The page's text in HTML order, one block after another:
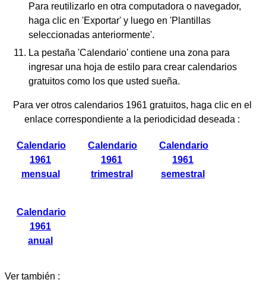
Para reutilizarlo en otra computadora o navegador,
haga clic en 'Exportar' y luego en 'Plantillas
seleccionadas anteriormente'.
La pestaña 'Calendario' contiene una zona para
ingresar una hoja de estilo para crear calendarios
gratuitos como los que usted sueña.
Para ver otros calendarios 1961 gratuitos, haga clic en el
enlace correspondiente a la periodicidad deseada :
Calendario
1961
mensual
Calendario
1961
trimestral
Calendario
1961
semestral
Calendario
1961
anual
Ver también :